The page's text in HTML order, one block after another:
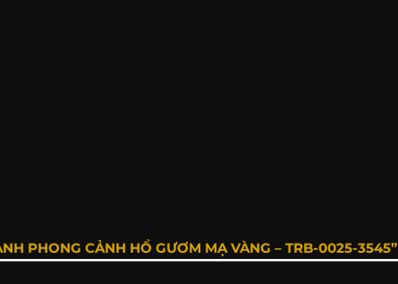
PHONG CẢNH HỒ GƯƠM MẠ VÀNG – TRB-0025-3545”